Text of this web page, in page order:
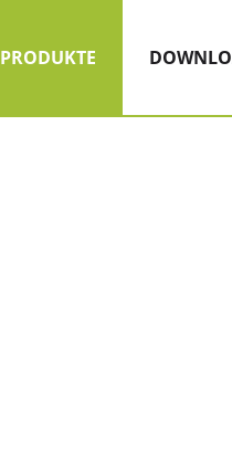
PRODUKTE (AKTIV)